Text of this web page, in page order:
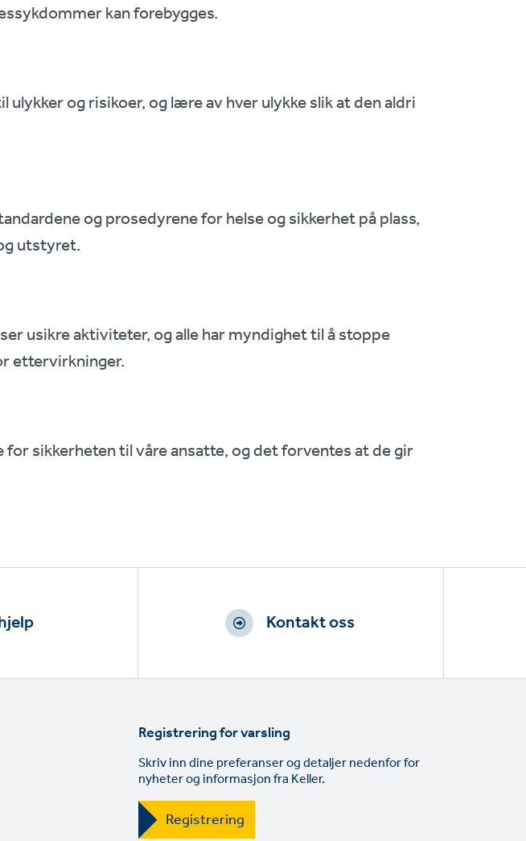
kan forebygges.
ulykker og risikoer, og lære av hver ulykke slik at den aldri
og prosedyrene for helse og sikkerhet på plass,
utstyret.
usikre aktiviteter, og alle har myndighet til å stoppe
ettervirkninger.
for sikkerheten til våre ansatte, og det forventes at de gir
Kontakt oss
Registrering for varsling
Skriv inn dine preferanser og detaljer nedenfor for
nyheter og informasjon fra Keller.
Registrering